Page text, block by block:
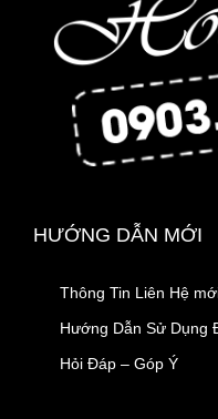
HƯỚNG DẪN MỚI
Thông Tin Liên Hệ
Hướng Dẫn Sử Dụng
Hỏi Đáp – Góp Ý